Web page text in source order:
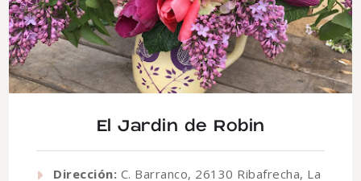
El Jardin de Robin
Dirección: C. Barranco, 26130 Ribafrecha, La